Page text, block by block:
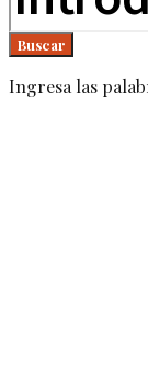
Buscar
Ingresa las